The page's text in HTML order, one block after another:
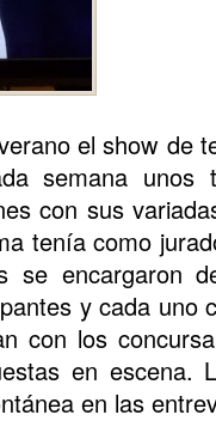
el show de
semana unos
con sus
tenía como
se encargaron
y cada uno
con los
en escena.
en las